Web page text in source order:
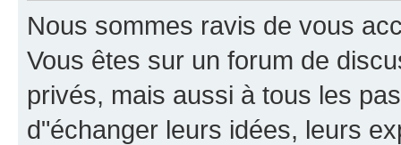
Nous sommes ravis de vous
Vous êtes sur un forum de
privés, mais aussi à tous les
d"échanger leurs idées, leurs